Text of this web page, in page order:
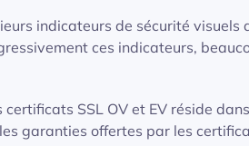
indicateurs de sécurité visuels
ces indicateurs,
SSL OV et EV réside
garanties offertes par les